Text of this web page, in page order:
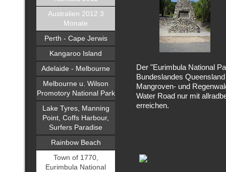
Australien 2012 3
Monate
Perth - Cape Jerwis
Kangaroo Island
Adelaide - Melbourne
Melbourne u. Wilson
Promotory National Park
Lake Tyres, Manning
Point, Coffs Harbour,
Surfers Paradise
Rainbow Beach
Town of 1770,
Eurimbula National
Der "Eurimbula National
Bundeslandes
Mangroven- und
Water Road nur mit
erreichen.